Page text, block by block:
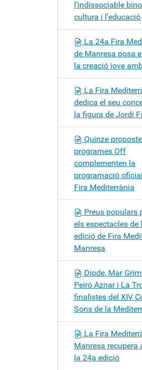
l’indissociable
cultura i l’educació
La 24a Fira
de Manresa posa
la creació jove
La Fira
dedica el seu
la figura de Jordi
Quinze
programes Off
complementen la
programació
Fira Mediterrània
Preus populars
els espectacles de
edició de Fira
Manresa
Diode, Mar
Peiró Aznar i La
finalistes del XIV
Sons de la
La Fira
Manresa recupera
la 24a edició